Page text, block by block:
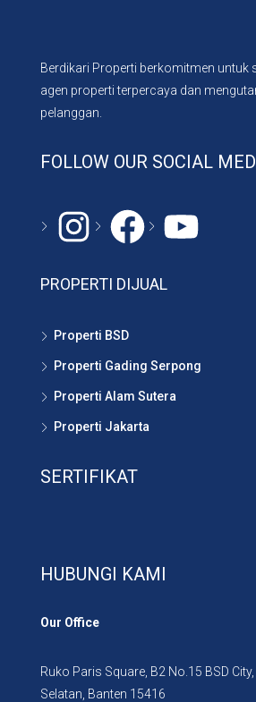
Berdikari Properti berkomitmen untuk
agen properti terpercaya dan
pelanggan.
FOLLOW OUR SOCIAL
Instagram
#
PROPERTI DIJUAL
Properti BSD
Properti Gading Serpong
Properti Alam Sutera
Properti Jakarta
SERTIFIKAT
HUBUNGI KAMI
Our Office
Ruko Paris Square, B2 No.15 BSD
Selatan, Banten 15416